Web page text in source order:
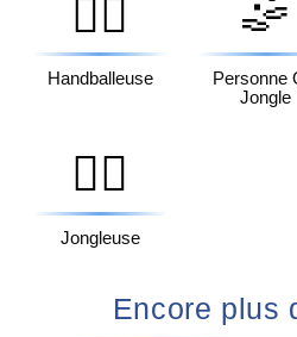
🤾‍♀️
Handballeuse
Personne
Jongle
🤹‍♀️
Jongleuse
Encore plus